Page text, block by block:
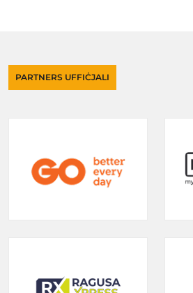
PARTNERS UFFIĊJALI